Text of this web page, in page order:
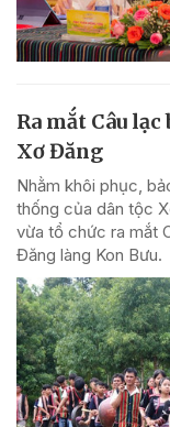
Ra mắt Câu
Xơ Đăng
Nhằm khôi phục,
thống của dân tộc
vừa tổ chức ra mắt
Đăng làng Kon Bưu.